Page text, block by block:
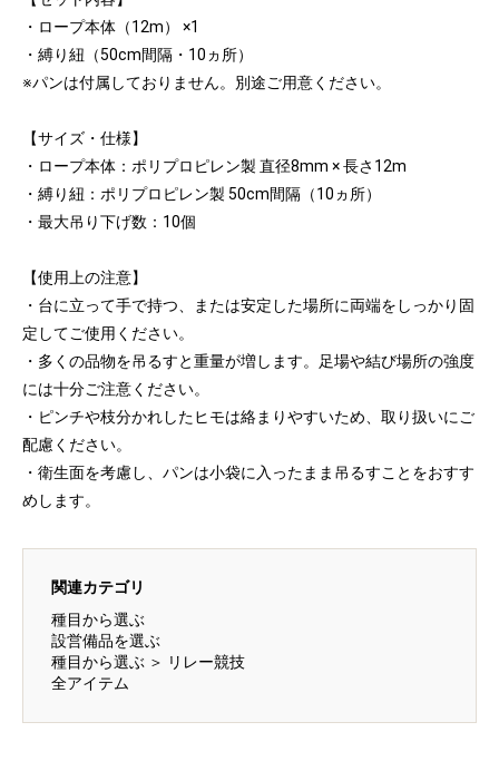
・ロープ本体（12m） ×1
・縛り紐（50cm間隔・10ヵ所）
※パンは付属しておりません。別途ご用意ください。
【サイズ・仕様】
・ロープ本体：ポリプロピレン製 直径8mm × 長さ12m
・縛り紐：ポリプロピレン製 50cm間隔（10ヵ所）
・最大吊り下げ数：10個
【使用上の注意】
・台に立って手で持つ、または安定した場所に両端をしっかり固
定してご使用ください。
・多くの品物を吊るすと重量が増します。足場や結び場所の強度
には十分ご注意ください。
・ピンチや枝分かれしたヒモは絡まりやすいため、取り扱いにご
配慮ください。
・衛生面を考慮し、パンは小袋に入ったまま吊るすことをおすす
めします。
関連カテゴリ
種目から選ぶ
設営備品を選ぶ
種目から選ぶ ＞ リレー競技
全アイテム